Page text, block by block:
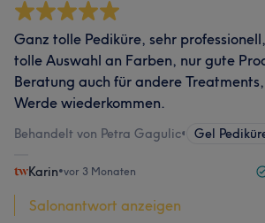
Ganz tolle Pediküre, sehr
tolle Auswahl an Farben, nur gute
Beratung auch für andere
Werde wiederkommen.
Behandelt von Petra Gagulic• Gel
Karin•vor 3 Monaten
Salonantwort anzeigen